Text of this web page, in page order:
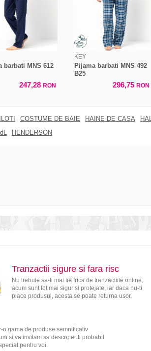
barbati MNS 612
247,28 RON
KEY
Pijama barbati MNS 492
B25
296,75 RON
COSTUME DE BAIE HAINE DE CASA
HENDERSON
Tranzactii sigure si fara risc
Nu trebuie sa-ti mai fie frica de tranzactiile online,
acum sunt tot mai sigur si protejate, iar daca nu-ti
place produsul, acesta se poate returna usor.
gama de produse semnificativ
si va invitam sa descoperiti probabil
pentru voi.